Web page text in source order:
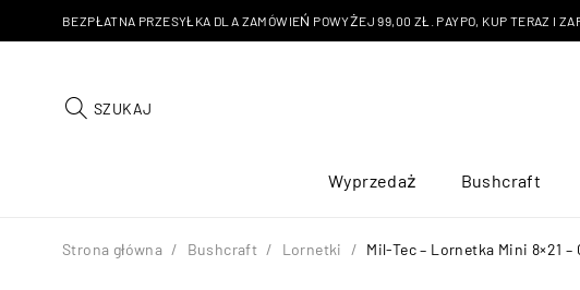
BEZPŁATNA PRZESYŁKA DLA ZAMÓWIEŃ POWYŻEJ 99,00 ZŁ. PAYPO, KUP TERAZ I
SZUKAJ
Wyprzedaż Bushcraft
Strona główna / Bushcraft / Lornetki / Mil-Tec – Lornetka Mini 8×21 –